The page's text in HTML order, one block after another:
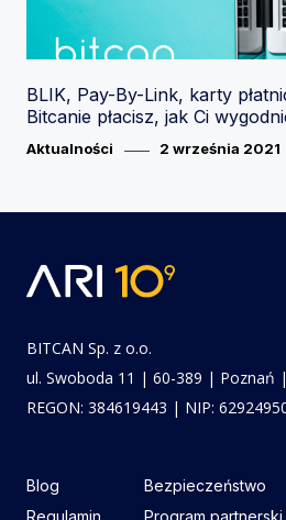
BLIK, Pay-By-Link, karty
Bitcanie płacisz, jak Ci
Category
Aktualności
Posted
2 września 2021
BITCAN Sp. z o.o.
ul. Swoboda 11 | 60-389 | Poznań
REGON: 384619443 | NIP:
Blog
Regulamin
Bezpieczeństwo
Program partnerski